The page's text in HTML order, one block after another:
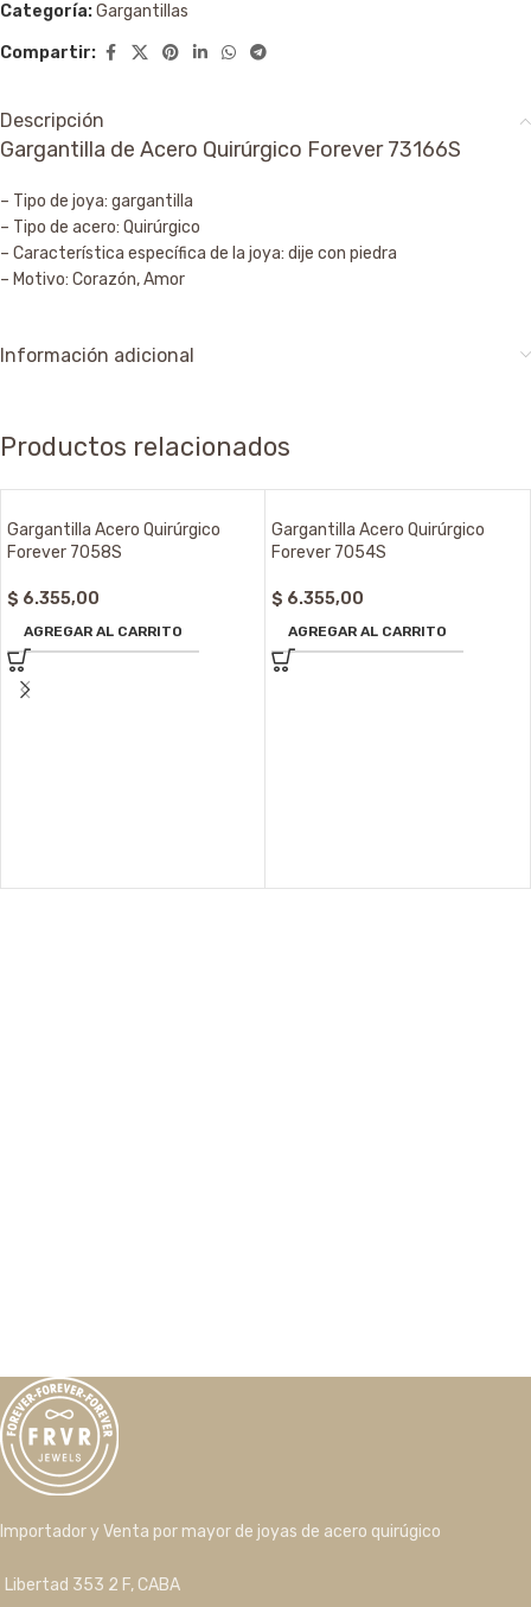
Categoría:Gargantillas
Compartir:
Descripción
Gargantilla de Acero Quirúrgico Forever 73166S
– Tipo de joya: gargantilla
– Tipo de acero: Quirúrgico
– Característica específica de la joya: dije con piedra
– Motivo: Corazón, Amor
Información adicional
Productos relacionados
Gargantilla Acero Quirúrgico
Forever 7058S
$ 6.355,00
AGREGAR AL CARRITO
Gargantilla Acero Quirúrgico
Forever 7054S
$ 6.355,00
AGREGAR AL CARRITO
Importador y Venta por mayor de joyas de acero quirúgico
Libertad 353 2 F, CABA